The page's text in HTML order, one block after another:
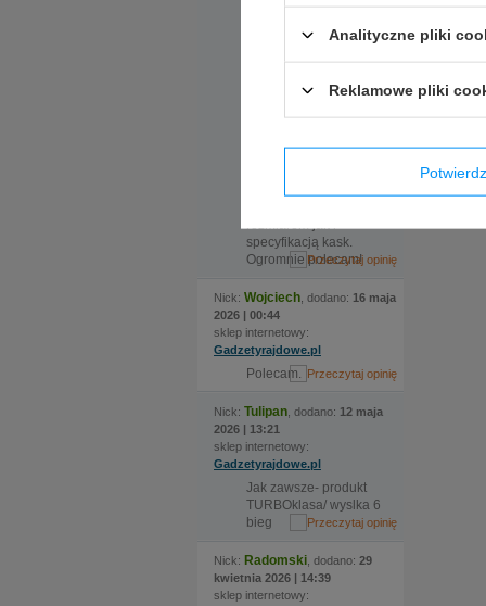
dwóch rozmiarach, ale
zauważyła że certyfikat
interesuje wymaga
rozmiarem jak i
specyfikacją kask.
Ogromnie polecam!
Nick: Wojciech , dodano: 16 maja
2026 | 00:44
sklep internetowy:
Gadzetyrajdowe.pl
Polecam.
Nick: Tulipan , dodano: 12 maja
2026 | 13:21
sklep internetowy:
Gadzetyrajdowe.pl
Jak zawsze- produkt
TURBOklasa/ wyslka 6
bieg
Nick: Radomski , dodano: 29
kwietnia 2026 | 14:39
sklep internetowy:
Analityczne pliki
Reklamowe pliki